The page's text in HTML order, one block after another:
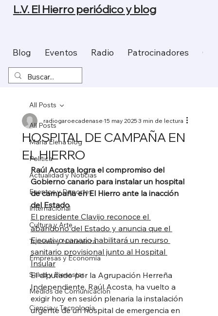
Blog Eventos Radio Patrocinadores
L.V. El Hierro periódico y blog
All Posts
Maria Elena blog
Política
Actualidad y Noticias
Eventos y Deportes
Internacional
Cultura y Arte
Turismo y Naturaleza
Empresas y Economía
Salud y Bienestar
Medios de Comunicación
Ciencia y Tecnología
All Posts
HOSPITAL DE CAMPAÑA EN
EL HIERRO
radiogaroecadenase15 may 20253 min de lectura
Raúl Acosta logra el compromiso del
Gobierno canario para instalar un hospital
de campaña en El Hierro ante la inacción
del Estado
El presidente Clavijo reconoce el
abandono del Estado y anuncia que el
Ejecutivo canario habilitará un recurso
sanitario provisional junto al Hospital
Insular
El diputado por la Agrupación Herreña
Independiente, Raúl Acosta, ha vuelto a
exigir hoy en sesión plenaria la instalación
urgente de un hospital de emergencia en